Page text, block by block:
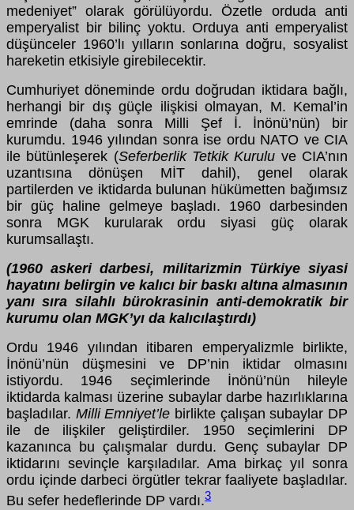
medeniyet” olarak görülüyordu. Özetle orduda anti
emperyalist bir bilinç yoktu. Orduya anti emperyalist
düşünceler 1960’lı yılların sonlarına doğru, sosyalist
hareketin etkisiyle girebilecektir.
Cumhuriyet döneminde ordu doğrudan iktidara bağlı,
herhangi bir dış güçle ilişkisi olmayan, M. Kemal’in
emrinde (daha sonra Milli Şef İ. İnönü’nün) bir
kurumdu. 1946 yılından sonra ise ordu NATO ve CIA
ile bütünleşerek (Seferberlik Tetkik Kurulu ve CIA’nın
uzantısına dönüşen MİT dahil), genel olarak
partilerden ve iktidarda bulunan hükümetten bağımsız
bir güç haline gelmeye başladı. 1960 darbesinden
sonra MGK kurularak ordu siyasi güç olarak
kurumsallaştı.
(1960 askeri darbesi, militarizmin Türkiye siyasi
hayatını belirgin ve kalıcı bir baskı altına almasının
yanı sıra silahlı bürokrasinin anti-demokratik bir
kurumu olan MGK’yı da kalıcılaştırdı)
Ordu 1946 yılından itibaren emperyalizmle birlikte,
İnönü’nün düşmesini ve DP’nin iktidar olmasını
istiyordu. 1946 seçimlerinde İnönü’nün hileyle
iktidarda kalması üzerine subaylar darbe hazırlıklarına
başladılar. Milli Emniyet’le birlikte çalışan subaylar DP
ile de ilişkiler geliştirdiler. 1950 seçimlerini DP
kazanınca bu çalışmalar durdu. Genç subaylar DP
iktidarını sevinçle karşıladılar. Ama birkaç yıl sonra
ordu içinde darbeci örgütler tekrar faaliyete başladılar.
Bu sefer hedeflerinde DP vardı.3